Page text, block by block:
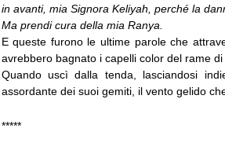
in avanti, mia Signora Keliyah, perché la
Ma prendi cura della mia Ranya.
E queste furono le ultime parole che
avrebbero bagnato i capelli color del rame di
Quando uscì dalla tenda, lasciandosi
assordante dei suoi gemiti, il vento gelido
*****